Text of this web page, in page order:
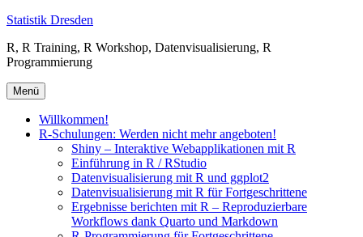
Zum
springen
Statistik Dresden
R, R Training, R Workshop, Datenvisualisierung, R
Programmierung
Menü
Willkommen!
R-Schulungen: Werden nicht mehr angeboten!
Shiny – Interaktive Webapplikationen mit R
Einführung in R / RStudio
Datenvisualisierung mit R und ggplot2
Datenvisualisierung mit R für Fortgeschrittene
Ergebnisse berichten mit R – Reproduzierbare
Workflows dank Quarto und Markdown